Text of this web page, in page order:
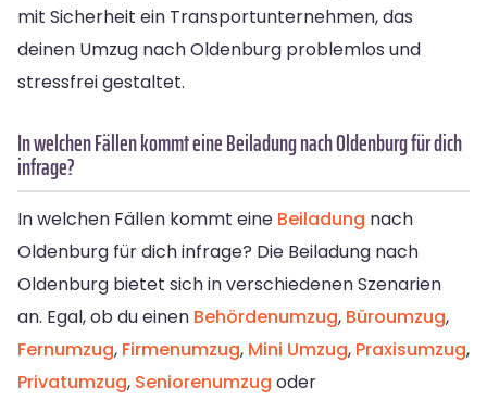
mit Sicherheit ein Transportunternehmen, das
deinen Umzug nach Oldenburg problemlos und
stressfrei gestaltet.
In welchen Fällen kommt eine Beiladung nach Oldenburg für dich
infrage?
In welchen Fällen kommt eine Beiladung nach
Oldenburg für dich infrage? Die Beiladung nach
Oldenburg bietet sich in verschiedenen Szenarien
an. Egal, ob du einen Behördenumzug, Büroumzug,
Fernumzug, Firmenumzug, Mini Umzug, Praxisumzug,
Privatumzug, Seniorenumzug oder